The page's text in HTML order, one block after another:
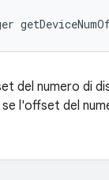
del numero di
se l'offset del